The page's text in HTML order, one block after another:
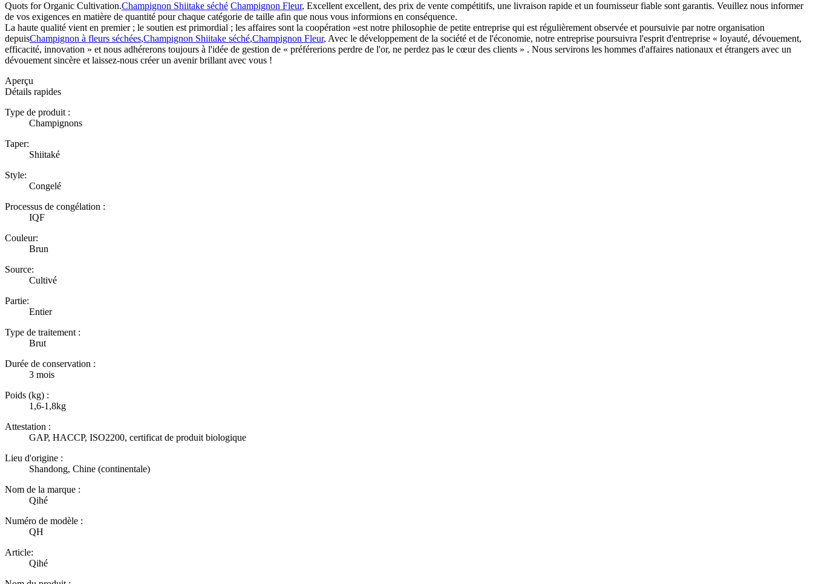
Quots for Organic Cultivation.Champignon Shiitake séché Champignon Fleur, Excellent excellent, des prix de vente compétitifs, une livraison rapide et un fournisseur fiable sont garantis. Veuillez nous informer
de vos exigences en matière de quantité pour chaque catégorie de taille afin que nous vous informions en conséquence.
La haute qualité vient en premier ; le soutien est primordial ; les affaires sont la coopération »est notre philosophie de petite entreprise qui est régulièrement observée et poursuivie par notre organisation
depuisChampignon à fleurs séchées,Champignon Shiitake séché,Champignon Fleur, Avec le développement de la société et de l'économie, notre entreprise poursuivra l'esprit d'entreprise « loyauté, dévouement,
efficacité, innovation » et nous adhérerons toujours à l'idée de gestion de « préférerions perdre de l'or, ne perdez pas le cœur des clients » . Nous servirons les hommes d'affaires nationaux et étrangers avec un
dévouement sincère et laissez-nous créer un avenir brillant avec vous !
Aperçu
Détails rapides
Type de produit :
Champignons
Taper:
Shiitaké
Style:
Congelé
Processus de congélation :
IQF
Couleur:
Brun
Source:
Cultivé
Partie:
Entier
Type de traitement :
Brut
Durée de conservation :
3 mois
Poids (kg) :
1,6-1,8kg
Attestation :
GAP, HACCP, ISO2200, certificat de produit biologique
Lieu d'origine :
Shandong, Chine (continentale)
Nom de la marque :
Qihé
Numéro de modèle :
QH
Article:
Qihé